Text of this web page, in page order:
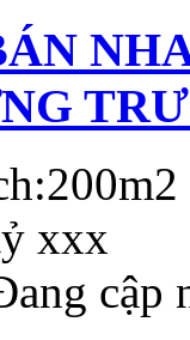
200m2
xxx
cập